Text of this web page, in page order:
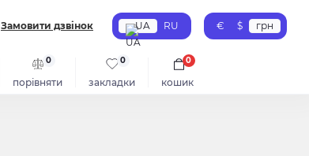
Замовити дзвінок UA RU € $ грн
порівняти
0
закладки
0
кошик
0